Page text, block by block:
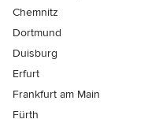
Chemnitz
Dortmund
Duisburg
Erfurt
Frankfurt am Main
Fürth